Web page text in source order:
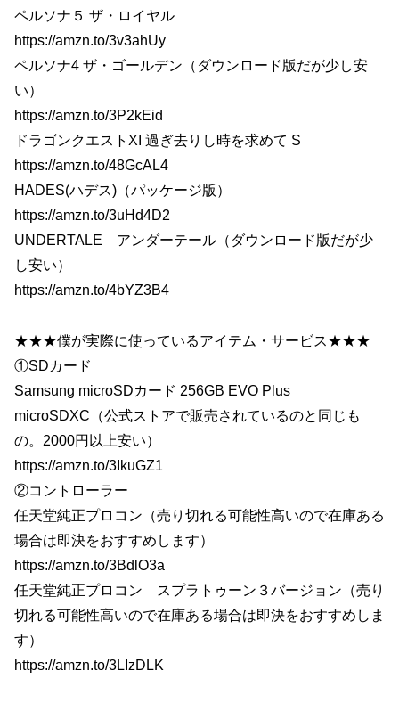
ペルソナ５ ザ・ロイヤル
https://amzn.to/3v3ahUy
ペルソナ4 ザ・ゴールデン（ダウンロード版だが少し安
い）
https://amzn.to/3P2kEid
ドラゴンクエストXI 過ぎ去りし時を求めて S
https://amzn.to/48GcAL4
HADES(ハデス)（パッケージ版）
https://amzn.to/3uHd4D2
UNDERTALE アンダーテール（ダウンロード版だが少
し安い）
https://amzn.to/4bYZ3B4
★★★僕が実際に使っているアイテム・サービス★★★
①SDカード
Samsung microSDカード 256GB EVO Plus
microSDXC（公式ストアで販売されているのと同じも
の。2000円以上安い）
https://amzn.to/3IkuGZ1
②コントローラー
任天堂純正プロコン（売り切れる可能性高いので在庫ある
場合は即決をおすすめします）
https://amzn.to/3BdlO3a
任天堂純正プロコン スプラトゥーン３バージョン（売り
切れる可能性高いので在庫ある場合は即決をおすすめしま
す）
https://amzn.to/3LIzDLK